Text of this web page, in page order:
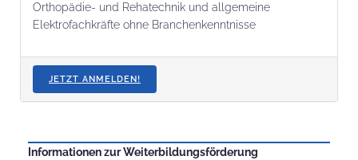
Orthopädie- und Rehatechnik und allgemeine
Elektrofachkräfte ohne Branchenkenntnisse
JETZT ANMELDEN!
Informationen zur Weiterbildungsförderung